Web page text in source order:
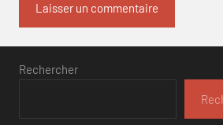
Rechercher